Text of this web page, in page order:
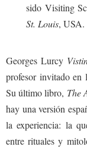
sido Visiting
St. Louis, USA.
Georges Lurcy
profesor invitado en
Su último libro, The
hay una versión
la experiencia: la
entre rituales y